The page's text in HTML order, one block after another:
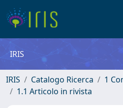
IRIS
IRIS Catalogo Ricerca
1
1.1 Articolo in rivista